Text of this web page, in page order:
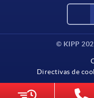
© KIPP
Directivas de